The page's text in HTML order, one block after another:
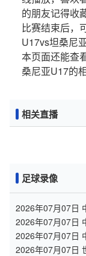
的朋友记得收
比赛结束后，
U17vs坦桑尼
本页面还能查
桑尼亚U17的
相关直播
足球录像
2026年07月07日
晟恒 全场录像
2026年07月07日
全场录像
2026年07月07日
全场录像
2026年07月07日